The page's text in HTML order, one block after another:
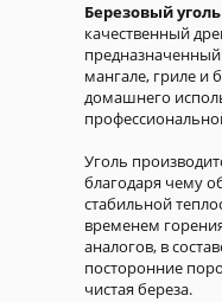
Березовый
качественный
мангале, гриле и
домашнего
Уголь
благодаря чему
стабильной
временем
аналогов, в
посторонние
чистая береза.